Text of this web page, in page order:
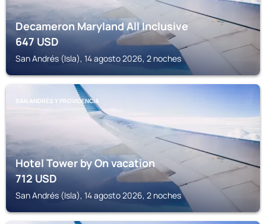
Decameron Maryland All Inclusive
647USD
San Andrés (Isla), 14 agosto 2026, 2 noches
SAN ANDRÉS Y PROVIDENCIA
Hotel Tower by On vacation
712USD
San Andrés (Isla), 14 agosto 2026, 2 noches